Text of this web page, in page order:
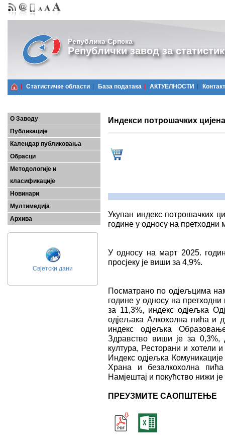
Република Српска
Републички завод за
Статистичке области Базa података АКТУЕЛНОСТИ Контакт
О Заводу
Публикације
Календар публиковања
Обрасци
Методологије и
класификације
Новинари
Мултимедија
Архива
Свјетски дани
Индекси потрошачких
Укупан индекс потрошачких
године у односу на претходни
У односу на март 2025.
просјеку је виши за 4,9%.
Посматрано по одјељцима
године у односу на
за 11,3%, индекс одјељка
одјељака Алкохолна пића и
индекс одјељка
Здравство виши је за 0,3%,
култура, Ресторани и хотели
Индекс одјељка
Храна и безалкохолна
Намјештај и покућство нижи
ПРЕУЗМИТЕ САОПШТЕЊЕ